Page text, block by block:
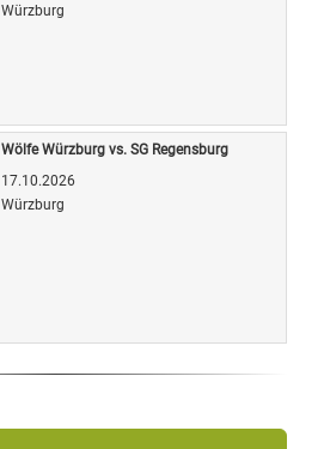
Würzburg
Wölfe Würzburg vs. SG Regensburg
17.10.2026
Würzburg